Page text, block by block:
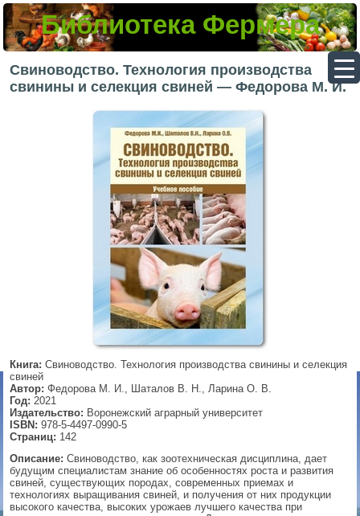
Библиотека Фермера
Свиноводство. Технология производства
свинины и селекция свиней — Федорова М. И.
Книга: Свиноводство. Технология производства свинины и селекция
свиней
Автор: Федорова М. И., Шаталов В. Н., Ларина О. В.
Год: 2021
Издательство: Воронежский аграрный университет
ISBN: 978-5-4497-0990-5
Страниц: 142
Описание: Свиноводство, как зоотехническая дисциплина, дает
будущим специалистам знание об особенностях роста и развития
свиней, существующих породах, современных приемах и
технологиях выращивания свиней, и получения от них продукции
высокого качества, высоких урожаев лучшего качества при
▼
▼